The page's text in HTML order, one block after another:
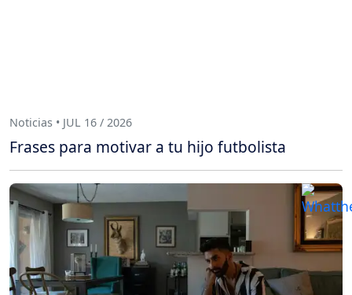
Noticias • JUL 16 / 2026
Frases para motivar a tu hijo futbolista